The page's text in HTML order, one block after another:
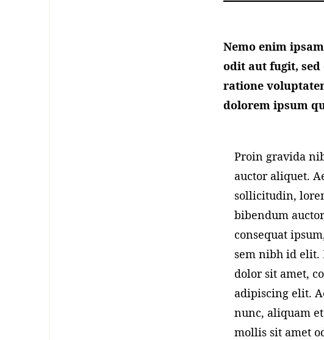
Nemo enim
odit aut fugit,
ratione
dolorem ipsum
Proin gravida
auctor aliquet.
sollicitudin,
bibendum
consequat
sem nibh id elit.
dolor sit amet,
adipiscing elit.
nunc, aliquam
mollis sit amet